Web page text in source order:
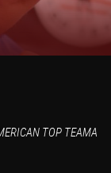
TOP TEAMA